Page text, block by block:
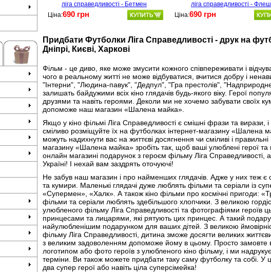
ліга справедливості - Бетмен
Ціна:690 грн
ліга справедливості - Флеш
Ціна:690 грн
Придбати Футболки Ліга Справедливості - друк на
Дніпрі, Києві, Харкові
Фільм - це диво, яке може змусити кожного співпереживати і
чого в реальному житті не може відбуватися, вчитися добру і
"Інтерни", "Людина-павук", "Дедпул", "Гра престолів",
залишать байдужими всіх кіно глядачів будь-якого віку. Герої
друзями та навіть героями. Деколи ми не хочемо забувати своїх
допоможе наш магазин «Шалена майка».
Якщо у кіно фільмі Ліга Справедливості є смішні фрази та вирази,
сміливо розміщуйте їх на футболках інтернет-магазину «Шалена
можуть надихнути вас на життєві досягнення чи сміливі і
магазину «Шалена майка» зробіть так, щоб ваші улюблені герої
онлайн магазині подарунок з героєм фільму Ліга Справедливості,
Україні! І нехай вам заздрять оточуючі!
Не забув наш магазин і про найменших глядачів. Адже у них теж є
та кумири. Маленькі глядачі дуже люблять фільми та серіали із
«Супермен», «Халк». А також кіно фільми про космічні пригоди:
фільми та серіали люблять здебільшого хлопчики. З великою
улюбленого фільму Ліга Справедливості та фотографіями героїв
принцесами та лицарями, які рятують цих принцес. А такий
найулюбленішим подарунком для ваших дітей. З великою
фільму Ліга Справедливості, дитина зможе досягти великих
з великим задоволенням допоможе йому в цьому. Просто замовте
логотипом або фото героїв з улюбленого кіно фільму, і ми
терміни. Ви також можете придбати таку саму футболку та собі. У
два супер герої або навіть ціла суперсімейка!